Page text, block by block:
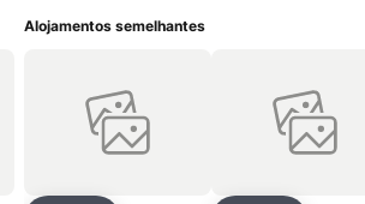
Alojamentos semelhantes